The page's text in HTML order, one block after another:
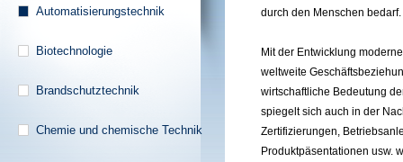
Automatisierungstechnik
Biotechnologie
Brandschutztechnik
Chemie und chemische Technik
durch den Menschen bedarf.
Mit der Entwicklung
weltweite
wirtschaftliche Bedeutung
spiegelt sich auch in der
Zertifizierungen,
Produktpäsentationen usw.